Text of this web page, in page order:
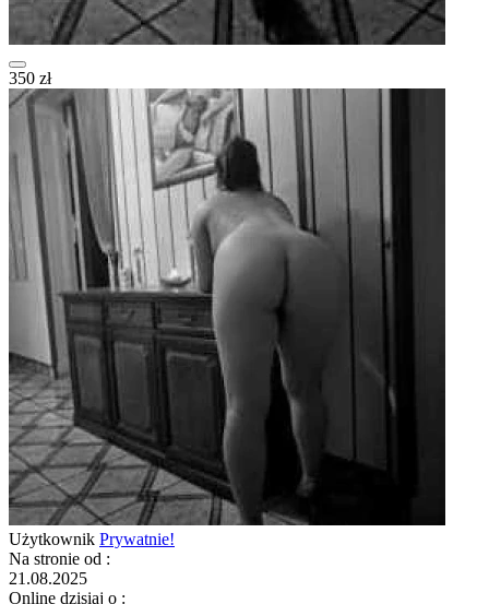
350 zł
Użytkownik Prywatnie!
Na stronie od :
21.08.2025
Online dzisiaj o :